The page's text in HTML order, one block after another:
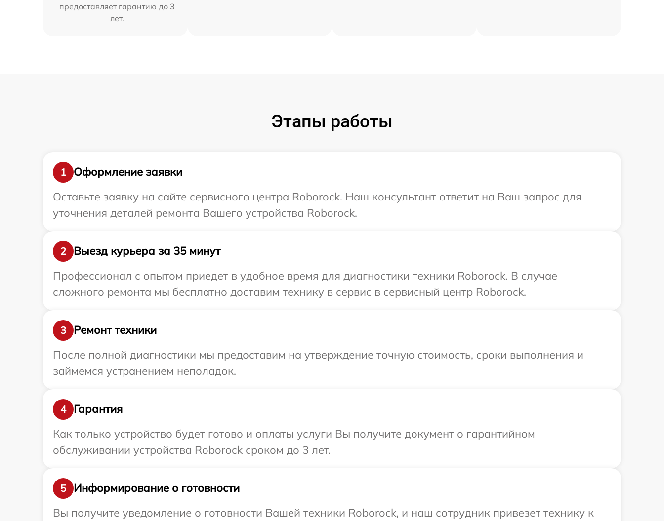
предоставляет гарантию до 3
лет.
Этапы работы
1
Оформление заявки
Оставьте заявку на сайте сервисного центра Roborock. Наш консультант ответит на Ваш запрос для
уточнения деталей ремонта Вашего устройства Roborock.
2
Выезд курьера за 35 минут
Профессионал с опытом приедет в удобное время для диагностики техники Roborock. В случае
сложного ремонта мы бесплатно доставим технику в сервис в сервисный центр Roborock.
3
Ремонт техники
После полной диагностики мы предоставим на утверждение точную стоимость, сроки выполнения и
займемся устранением неполадок.
4
Гарантия
Как только устройство будет готово и оплаты услуги Вы получите документ о гарантийном
обслуживании устройства Roborock сроком до 3 лет.
5
Информирование о готовности
Вы получите уведомление о готовности Вашей техники Roborock, и наш сотрудник привезет технику к